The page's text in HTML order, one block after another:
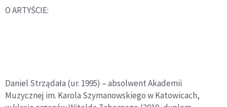
O ARTYŚCIE:
Daniel Strządała (ur. 1995) – absolwent Akademii
Muzycznej im. Karola Szymanowskiego w Katowicach,